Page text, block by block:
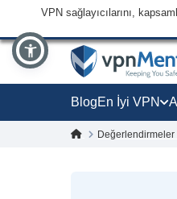
VPN sağlayıcılarını,
BlogEn İyi VPN
Değerlendirmeler